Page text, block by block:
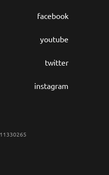
facebook
youtube
twitter
instagram